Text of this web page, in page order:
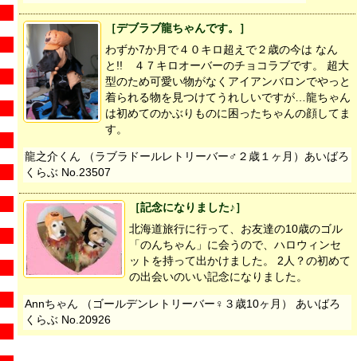
［デブラブ龍ちゃんです。］
わずか7か月で４０キロ超えで２歳の今は なん
と!! ４７キロオーバーのチョコラブです。 超大
型のため可愛い物がなくアイアンバロンでやっと
着られる物を見つけてうれしいですが…龍ちゃん
は初めてのかぶりものに困ったちゃんの顔してま
す。
龍之介くん （ラブラドールレトリーバー♂２歳１ヶ月）あいばろ
くらぶ No.23507
［記念になりました♪］
北海道旅行に行って、お友達の10歳のゴル
「のんちゃん」に会うので、ハロウィンセ
ットを持って出かけました。 2人？の初めて
の出会いのいい記念になりました。
Annちゃん （ゴールデンレトリーバー♀３歳10ヶ月） あいばろ
くらぶ No.20926